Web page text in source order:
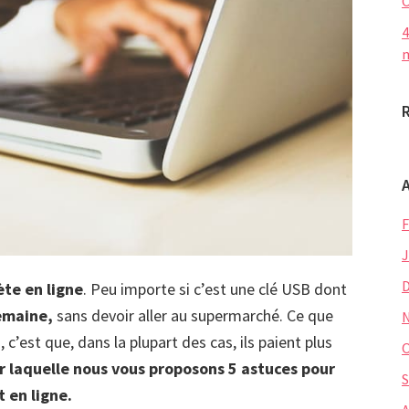
en ligne. Peu importe si c’est une clé USB dont
sans devoir aller au supermarché. Ce que
que, dans la plupart des cas, ils paient plus
laquelle nous vous proposons 5 astuces pour
en ligne.